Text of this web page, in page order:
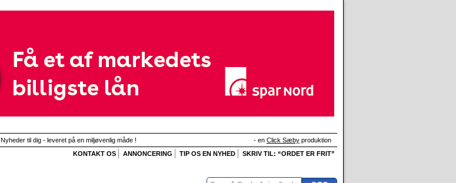
Nyheder til dig - leveret på en miljøvenlig måde ! - en Click Sæby produktion
KONTAKT OS
ANNONCERING TIP OS EN NYHED SKRIV TIL: “ORDET ER FRIT”